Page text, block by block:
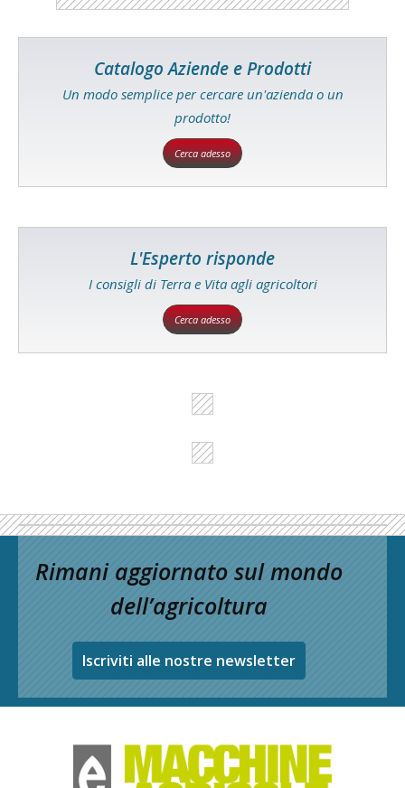
Catalogo Aziende e Prodotti
Un modo semplice per cercare un'azienda o un
prodotto!
Cerca adesso
L'Esperto risponde
I consigli di Terra e Vita agli agricoltori
Cerca adesso
Rimani aggiornato sul mondo
dell’agricoltura
Iscriviti alle nostre newsletter